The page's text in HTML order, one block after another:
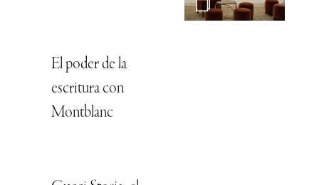
El poder de la
escritura con
Montblanc